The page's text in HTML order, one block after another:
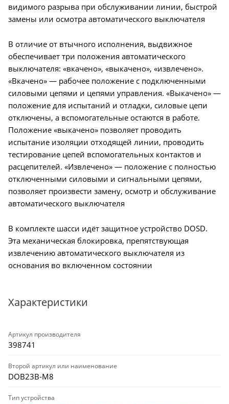
видимого разрыва при обслуживании линии, быстрой
замены или осмотра автоматического выключателя
В отличие от втычного исполнения, выдвижное
обеспечивает три положения автоматического
выключателя: «вкачено», «выкачено», «извлечено».
«Вкачено» — рабочее положение с подключенными
силовыми цепями и цепями управления. «Выкачено» —
положение для испытаний и отладки, силовые цепи
отключены, а вспомогательные остаются в работе.
Положение «выкачено» позволяет проводить
испытание изоляции отходящей линии, проводить
тестирование цепей вспомогательных контактов и
расцепителей. «Извлечено» — положение с полностью
отключенными силовыми и сигнальными цепями,
позволяет произвести замену, осмотр и обслуживание
автоматического выключателя
В комплекте шасси идёт защитное устройство DOSD.
Эта механическая блокировка, препятствующая
извлечению автоматического выключателя из
основания во включенном состоянии
Характеристики
Артикул производителя
398741
Второй артикул или наименование
DOB23B-M8
Тип устройства